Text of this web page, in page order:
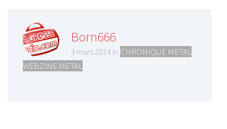
Born666
3 mars 2014 in CHRONIQUE METAL
WEBZINE METAL